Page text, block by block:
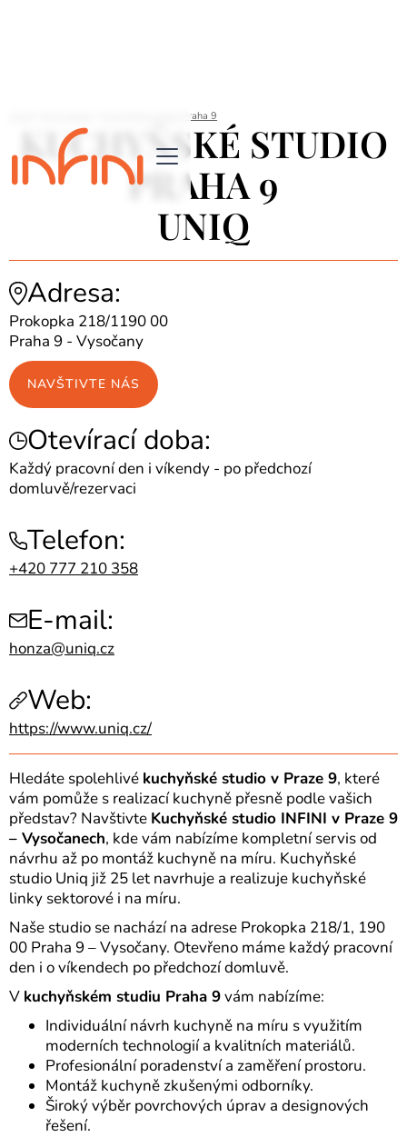
Kuchyňské studio Praha 9
KUCHYŇSKÉ STUDIO
PRAHA 9
UNIQ
Adresa:
Prokopka 218/1190 00
Praha 9 - Vysočany
NAVŠTIVTE NÁS
Otevírací doba:
Každý pracovní den i víkendy - po předchozí
domluvě/rezervaci
Telefon:
+420 777 210 358
E-mail:
honza@uniq.cz
Web:
https://www.uniq.cz/
Hledáte spolehlivé kuchyňské studio v Praze 9, které
vám pomůže s realizací kuchyně přesně podle vašich
představ? Navštivte Kuchyňské studio INFINI v Praze 9
– Vysočanech, kde vám nabízíme kompletní servis od
návrhu až po montáž kuchyně na míru. Kuchyňské
studio Uniq již 25 let navrhuje a realizuje kuchyňské
linky sektorové i na míru.
Naše studio se nachází na adrese Prokopka 218/1, 190
00 Praha 9 – Vysočany. Otevřeno máme každý pracovní
den i o víkendech po předchozí domluvě.
V kuchyňském studiu Praha 9vám nabízíme:
Individuální návrh kuchyně na míru s využitím
moderních technologií a kvalitních materiálů.
Profesionální poradenství a zaměření prostoru.
Montáž kuchyně zkušenými odborníky.
Široký výběr povrchových úprav a designových
řešení.